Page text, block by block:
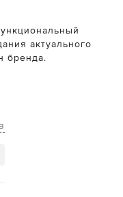
актуального
бренда.